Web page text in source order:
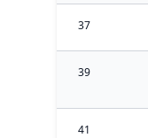
37
39
41